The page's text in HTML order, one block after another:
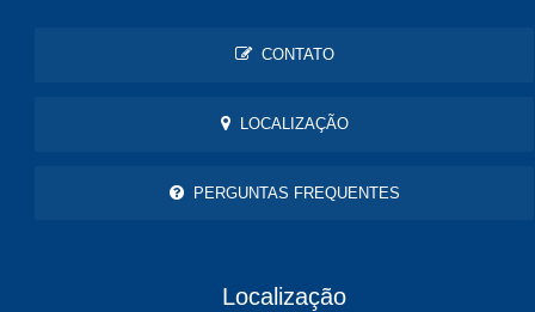
CONTATO
LOCALIZAÇÃO
PERGUNTAS FREQUENTES
Localização